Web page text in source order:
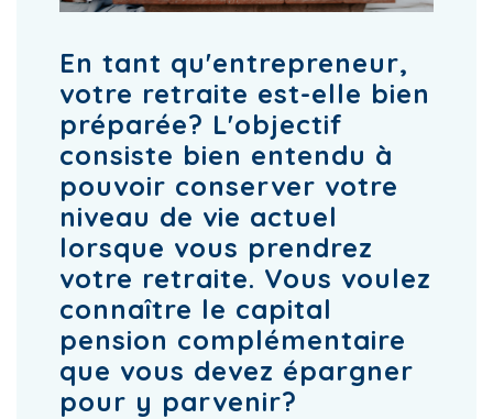
En tant qu'entrepreneur,
votre retraite est-elle bien
préparée? L'objectif
consiste bien entendu à
pouvoir conserver votre
niveau de vie actuel
lorsque vous prendrez
votre retraite. Vous voulez
connaître le capital
pension complémentaire
que vous devez épargner
pour y parvenir?